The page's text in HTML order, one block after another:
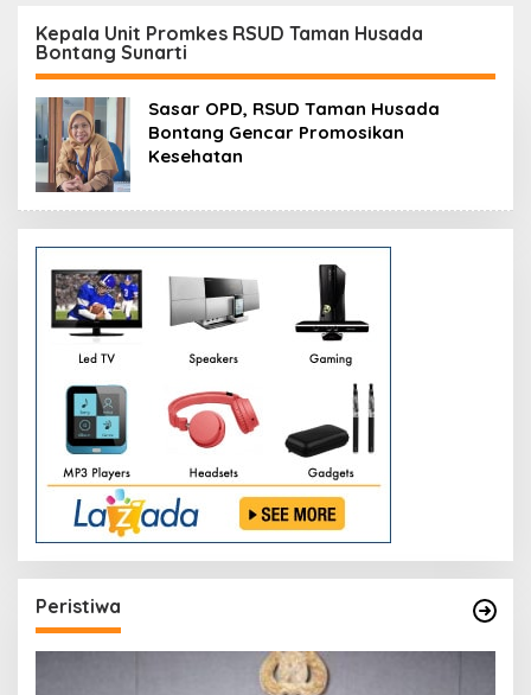
Pabrik Tertua Pupuk
Kaltim
Resmi Dipetakan
Kepala Unit Promkes RSUD Taman Husada
Bontang Sunarti
Sasar OPD, RSUD Taman Husada
Bontang Gencar Promosikan
Kesehatan
Peristiwa